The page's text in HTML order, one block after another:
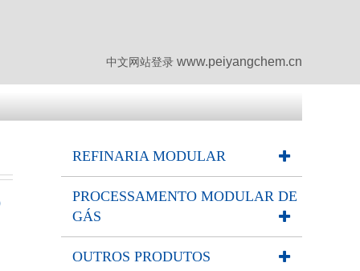
中文网站登录 www.peiyangchem.cn
REFINARIA MODULAR
PROCESSAMENTO MODULAR DE
GÁS
OUTROS PRODUTOS